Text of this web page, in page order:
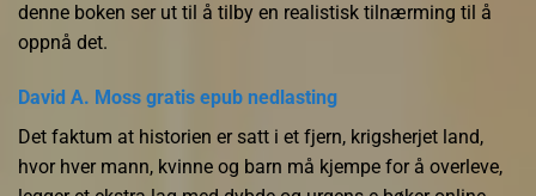
denne boken ser ut til å tilby en realistisk tilnærming til å
oppnå det.
David A. Moss gratis epub nedlasting
Det faktum at historien er satt i et fjern, krigsherjet land,
hvor hver mann, kvinne og barn må kjempe for å overleve,